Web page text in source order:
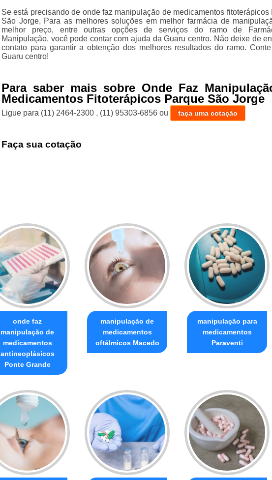
Se está precisando de onde faz manipulação de medicamentos fitoterápicos
São Jorge, Para as melhores soluções em melhor farmácia de
melhor preço, entre outras opções de serviços do ramo de
Manipulação, você pode contar com ajuda da Guaru centro. Não deixe de
contato para garantir a obtenção dos melhores resultados do ramo.
Guaru centro!
Para saber mais sobre Onde Faz
Medicamentos Fitoterápicos Parque São Jorge
Ligue para (11) 2464-2300 , (11) 95303-6856 ou faça uma cotação
Faça sua cotação
onde faz
manipulação de
medicamentos
antineoplásicos
Ponte Grande
manipulação de
medicamentos
oftálmicos Macedo
manipulação para
medicamentos
Paraventi